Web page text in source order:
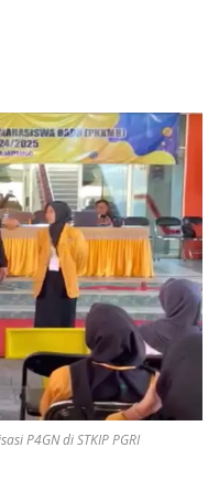
P4GN di STKIP PGRI